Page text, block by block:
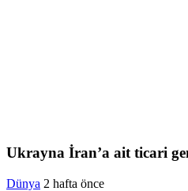
Ukrayna İran’a ait ticari
Dünya 2 hafta önce